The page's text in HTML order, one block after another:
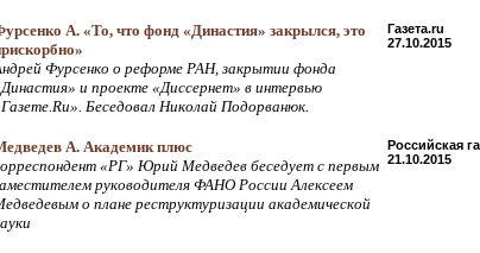
А. «То, что фонд «Династия» закрылся, это
Фурсенко о реформе РАН, закрытии фонда
и проекте «Диссернет» в интервью
Беседовал Николай Подорванюк.
Газета.ru
27.10.2015
А. Академик плюс
«РГ» Юрий Медведев беседует с первым
руководителя ФАНО России Алексеем
о плане реструктуризации академической
Российская
21.10.2015